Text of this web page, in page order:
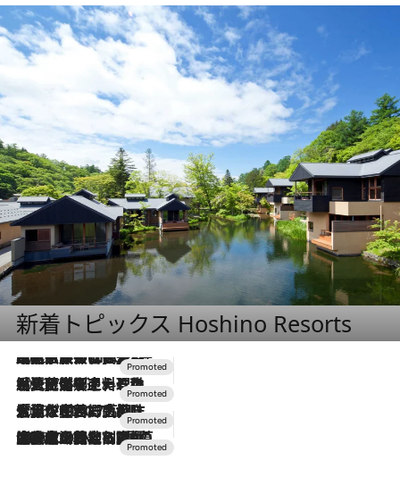
新着トピックス Hoshino Resorts
2026.7.31
【ホテル帰省】という選択肢をOMOが提案。家族とほどよい距離を保つには「昼は実家、夜は気兼ねなくホテルで！」
2026.7.24
【夏限定ディナーコース】旬を迎える稚鮎や花ズッキーニなどをイタリア・トスカーナの郷土料理の手法で満喫！
2026.7.17
「土佐和ハーブかき氷」がOMO7高知に登場！生姜、山椒、大葉など目にも舌にも涼を呼ぶ郷土の味
2026.7.10
NEW OPEN！【界 草津】名湯の地に誕生。趣の異なる2種の温泉と上州ならではの会席・蕎麦割烹など美食を味わう究極の癒やし旅